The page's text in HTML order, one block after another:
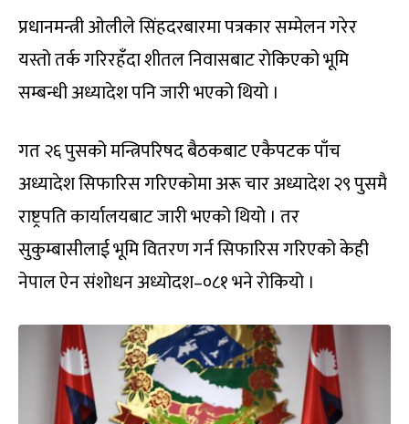
प्रधानमन्त्री ओलीले सिंहदरबारमा पत्रकार सम्मेलन गरेर
यस्तो तर्क गरिरहँदा शीतल निवासबाट रोकिएको भूमि
सम्बन्धी अध्यादेश पनि जारी भएको थियो ।
गत २६ पुसको मन्त्रिपरिषद बैठकबाट एकैपटक पाँच
अध्यादेश सिफारिस गरिएकोमा अरू चार अध्यादेश २९ पुसमै
राष्ट्रपति कार्यालयबाट जारी भएको थियो । तर
सुकुम्बासीलाई भूमि वितरण गर्न सिफारिस गरिएको केही
नेपाल ऐन संशोधन अध्योदश–०८१ भने रोकियो ।